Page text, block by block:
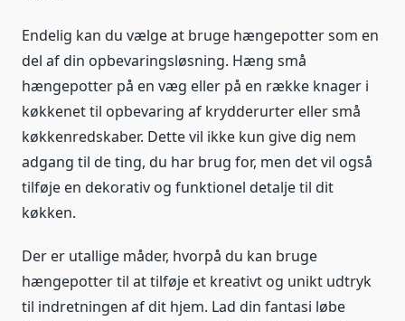
Endelig kan du vælge at bruge hængepotter som en
del af din opbevaringsløsning. Hæng små
hængepotter på en væg eller på en række knager i
køkkenet til opbevaring af krydderurter eller små
køkkenredskaber. Dette vil ikke kun give dig nem
adgang til de ting, du har brug for, men det vil også
tilføje en dekorativ og funktionel detalje til dit
køkken.
Der er utallige måder, hvorpå du kan bruge
hængepotter til at tilføje et kreativt og unikt udtryk
til indretningen af dit hjem. Lad din fantasi løbe